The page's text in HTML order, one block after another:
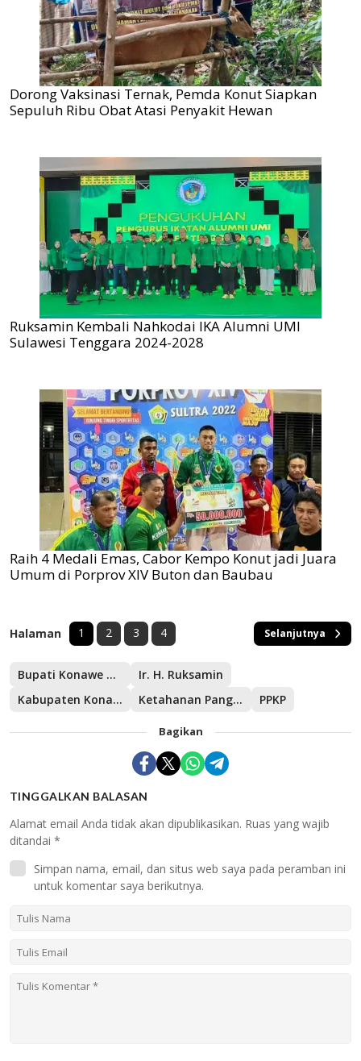
Dorong Vaksinasi Ternak, Pemda Konut Siapkan
Sepuluh Ribu Obat Atasi Penyakit Hewan
Ruksamin Kembali Nahkodai IKA Alumni UMI
Sulawesi Tenggara 2024-2028
Raih 4 Medali Emas, Cabor Kempo Konut jadi Juara
Umum di Porprov XIV Buton dan Baubau
Halaman 1 2 3 4 Selanjutnya
Bupati Konawe Utara
Ir. H. Ruksamin
Kabupaten Konawe Utara
Ketahanan Pangan PPKP
Bagikan
TINGGALKAN BALASAN
Alamat email Anda tidak akan dipublikasikan. Ruas yang wajib
ditandai *
Simpan nama, email, dan situs web saya pada peramban ini
untuk komentar saya berikutnya.